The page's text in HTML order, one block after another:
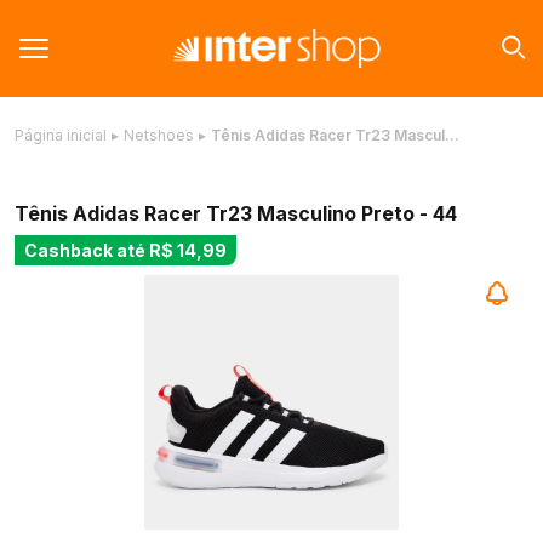
Página inicial ▸ Netshoes ▸ Tênis Adidas Racer Tr23 Mascul…
Tênis Adidas Racer Tr23 Masculino Preto - 44
Cashback até R$ 14,99